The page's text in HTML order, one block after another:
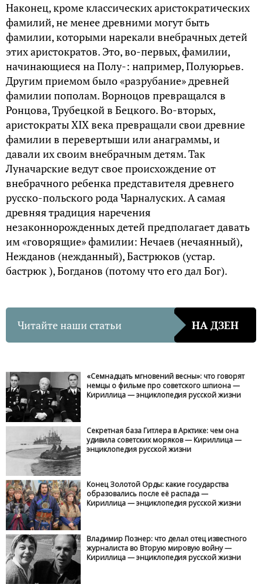
Наконец, кроме классических аристократических
фамилий, не менее древними могут быть
фамилии, которыми нарекали внебрачных детей
этих аристократов. Это, во-первых, фамилии,
начинающиеся на Полу-: например, Полуюрьев.
Другим приемом было «разрубание» древней
фамилии пополам. Ворноцов превращался в
Ронцова, Трубецкой в Бецкого. Во-вторых,
аристократы XIX века превращали свои древние
фамилии в перевертыши или анаграммы, и
давали их своим внебрачным детям. Так
Луначарские ведут свое происхождение от
внебрачного ребенка представителя древнего
русско-польского рода Чарналуских. А самая
древняя традиция наречения
незаконнорожденных детей предполагает давать
им «говорящие» фамилии: Нечаев (нечаянный),
Нежданов (нежданный), Бастрюков (устар.
бастрюк ), Богданов (потому что его дал Бог).
Читайте наши статьи НА ДЗЕН
«Семнадцать мгновений весны»: что говорят
немцы о фильме про советского шпиона —
Кириллица — энциклопедия русской жизни
Секретная база Гитлера в Арктике: чем она
удивила советских моряков — Кириллица —
энциклопедия русской жизни
Конец Золотой Орды: какие государства
образовались после её распада —
Кириллица — энциклопедия русской жизни
Владимир Познер: что делал отец известного
журналиста во Вторую мировую войну —
Кириллица — энциклопедия русской жизни